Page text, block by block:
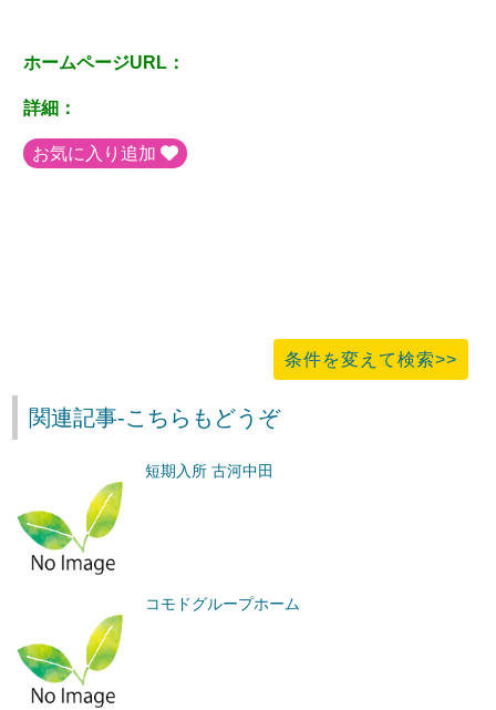
ホームページURL：
詳細：
お気に入り追加
条件を変えて検索>>
関連記事-こちらもどうぞ
短期入所 古河中田
コモドグループホーム